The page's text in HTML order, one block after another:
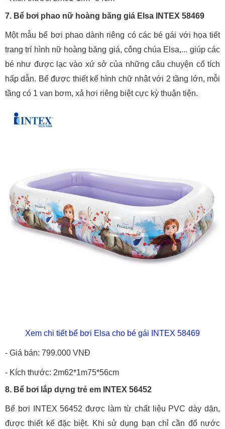
7. Bể bơi phao nữ hoàng băng giá Elsa INTEX 58469
Một mẫu bể bơi phao dành riêng có các bé gái với họa tiết
trang trí hình nữ hoàng băng giá, công chúa Elsa,... giúp các
bé như được lạc vào xứ sở của những câu chuyện cổ tích
hấp dẫn. Bể được thiết kế hình chữ nhật với 2 tầng lớn, mỗi
tầng có 1 van bơm, xả hơi riêng biệt cực kỳ thuận tiện.
Xem chi tiết bể bơi Elsa cho bé gái INTEX 58469
- Giá bán: 799.000 VNĐ
- Kích thước: 2m62*1m75*56cm
8. Bể bơi lắp dựng trẻ em INTEX 56452
Bể bơi INTEX 56452 được làm từ chất liệu PVC dày dặn,
được thiết kế đặc biệt. Khi sử dụng bạn chỉ cần đổ nước